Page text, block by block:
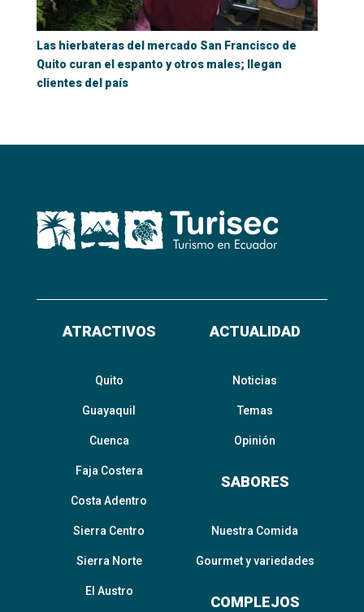
Las hierbateras del mercado San Francisco de
Quito curan el espanto y otros males; llegan
clientes del país
ATRACTIVOS
Quito
Guayaquil
Cuenca
Faja Costera
Costa Adentro
Sierra Centro
Sierra Norte
El Austro
ACTUALIDAD
Noticias
Temas
Opinión
SABORES
Nuestra Comida
Gourmet y variedades
COMPLEJOS